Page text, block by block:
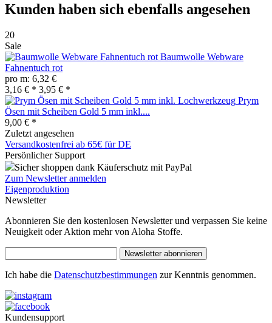
Kunden haben sich ebenfalls angesehen
20
Sale
Baumwolle Webware
Fahnentuch rot
pro m: 6,32 €
3,16 € * 3,95 € *
Prym
Ösen mit Scheiben Gold 5 mm inkl....
9,00 € *
Zuletzt angesehen
Versandkostenfrei ab 65€ für DE
Persönlicher Support
Sicher shoppen dank Käuferschutz mit PayPal
Zum Newsletter anmelden
Eigenproduktion
Newsletter
Abonnieren Sie den kostenlosen Newsletter und verpassen Sie keine
Neuigkeit oder Aktion mehr von Aloha Stoffe.
Newsletter abonnieren
Ich habe die Datenschutzbestimmungen zur Kenntnis genommen.
Kundensupport